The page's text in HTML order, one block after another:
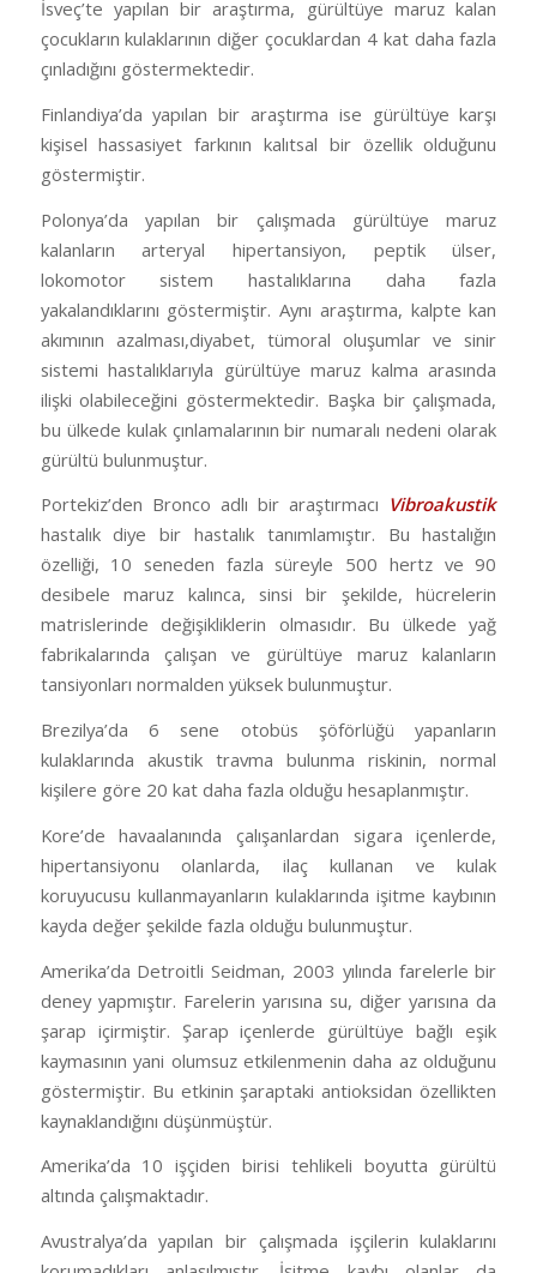
İsveç’te yapılan bir araştırma, gürültüye maruz kalan
çocukların kulaklarının diğer çocuklardan 4 kat daha fazla
çınladığını göstermektedir.
Finlandiya’da yapılan bir araştırma ise gürültüye karşı
kişisel hassasiyet farkının kalıtsal bir özellik olduğunu
göstermiştir.
Polonya’da yapılan bir çalışmada gürültüye maruz
kalanların arteryal hipertansiyon, peptik ülser,
lokomotor sistem hastalıklarına daha fazla
yakalandıklarını göstermiştir. Aynı araştırma, kalpte kan
akımının azalması,diyabet, tümoral oluşumlar ve sinir
sistemi hastalıklarıyla gürültüye maruz kalma arasında
ilişki olabileceğini göstermektedir. Başka bir çalışmada,
bu ülkede kulak çınlamalarının bir numaralı nedeni olarak
gürültü bulunmuştur.
Portekiz’den Bronco adlı bir araştırmacı Vibroakustik
hastalık diye bir hastalık tanımlamıştır. Bu hastalığın
özelliği, 10 seneden fazla süreyle 500 hertz ve 90
desibele maruz kalınca, sinsi bir şekilde, hücrelerin
matrislerinde değişikliklerin olmasıdır. Bu ülkede yağ
fabrikalarında çalışan ve gürültüye maruz kalanların
tansiyonları normalden yüksek bulunmuştur.
Brezilya’da 6 sene otobüs şöförlüğü yapanların
kulaklarında akustik travma bulunma riskinin, normal
kişilere göre 20 kat daha fazla olduğu hesaplanmıştır.
Kore’de havaalanında çalışanlardan sigara içenlerde,
hipertansiyonu olanlarda, ilaç kullanan ve kulak
koruyucusu kullanmayanların kulaklarında işitme kaybının
kayda değer şekilde fazla olduğu bulunmuştur.
Amerika’da Detroitli Seidman, 2003 yılında farelerle bir
deney yapmıştır. Farelerin yarısına su, diğer yarısına da
şarap içirmiştir. Şarap içenlerde gürültüye bağlı eşik
kaymasının yani olumsuz etkilenmenin daha az olduğunu
göstermiştir. Bu etkinin şaraptaki antioksidan özellikten
kaynaklandığını düşünmüştür.
Amerika’da 10 işçiden birisi tehlikeli boyutta gürültü
altında çalışmaktadır.
Avustralya’da yapılan bir çalışmada işçilerin kulaklarını